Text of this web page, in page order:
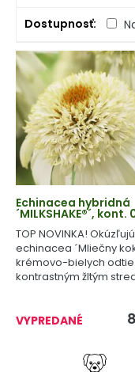
Dostupnosť
Echinacea hybridná
´MILKSHAKE®´, kont.
TOP NOVINKA!
echinacea ´Mliečny
krémovo-bielych
kontrastným žltým
VYPREDANÉ